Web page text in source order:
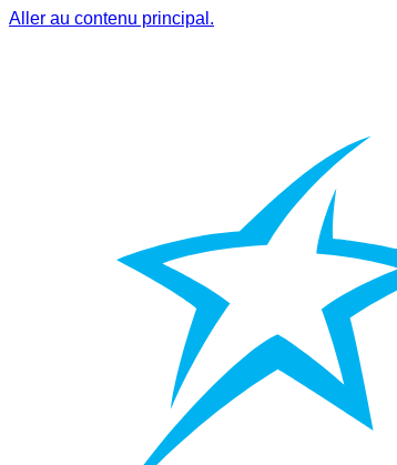
Aller au contenu principal.